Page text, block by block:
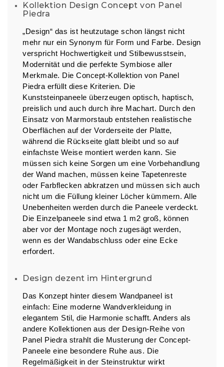
Kollektion Design Concept von Panel
Piedra
„Design“ das ist heutzutage schon längst nicht
mehr nur ein Synonym für Form und Farbe. Design
verspricht Hochwertigkeit und Stilbewusstsein,
Modernität und die perfekte Symbiose aller
Merkmale. Die Concept-Kollektion von Panel
Piedra erfüllt diese Kriterien. Die
Kunststeinpaneele überzeugen optisch, haptisch,
preislich und auch durch ihre Machart. Durch den
Einsatz von Marmorstaub entstehen realistische
Oberflächen auf der Vorderseite der Platte,
während die Rückseite glatt bleibt und so auf
einfachste Weise montiert werden kann. Sie
müssen sich keine Sorgen um eine Vorbehandlung
der Wand machen, müssen keine Tapetenreste
oder Farbflecken abkratzen und müssen sich auch
nicht um die Füllung kleiner Löcher kümmern. Alle
Unebenheiten werden durch die Paneele verdeckt.
Die Einzelpaneele sind etwa 1 m2 groß, können
aber vor der Montage noch zugesägt werden,
wenn es der Wandabschluss oder eine Ecke
erfordert.
Design dezent im Hintergrund
Das Konzept hinter diesem Wandpaneel ist
einfach: Eine moderne Wandverkleidung in
elegantem Stil, die Harmonie schafft. Anders als
andere Kollektionen aus der Design-Reihe von
Panel Piedra strahlt die Musterung der Concept-
Paneele eine besondere Ruhe aus. Die
Regelmäßigkeit in der Steinstruktur wirkt